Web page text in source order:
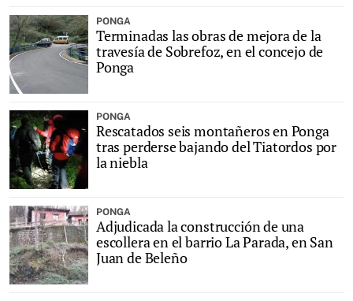
PONGA
Terminadas las obras de mejora de la
travesía de Sobrefoz, en el concejo de
Ponga
PONGA
Rescatados seis montañeros en Ponga
tras perderse bajando del Tiatordos por
la niebla
PONGA
Adjudicada la construcción de una
escollera en el barrio La Parada, en San
Juan de Beleño